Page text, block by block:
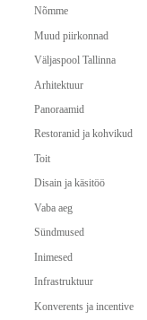
Nõmme
Muud piirkonnad
Väljaspool Tallinna
Arhitektuur
Panoraamid
Restoranid ja kohvikud
Toit
Disain ja käsitöö
Vaba aeg
Sündmused
Inimesed
Infrastruktuur
Konverents ja incentive